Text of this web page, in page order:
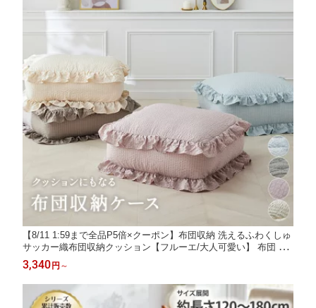
【8/11 1:59まで全品P5倍×クーポン】布団収納 洗えるふわくしゅ
サッカー織布団収納クッション【フルーエ/大人可愛い】 布団 魅
せる収納 クッション 春 夏 秋 冬 大人かわいい 洗える おしゃれ
オールシーズン 涼感 fleu;e ふわくしゅシリーズ nissen ニッセン
3,340 円 ～